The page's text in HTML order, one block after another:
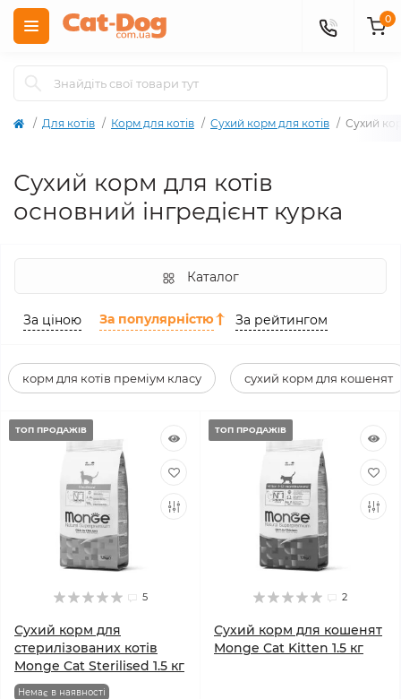
0
Для котів Корм для котів Сухий корм для котів Сухий
Сухий корм для котів
основний інгредієнт курка
Каталог
За ціною За популярністю За рейтингом
корм для котів преміум класу сухий корм для кошенят
ТОП ПРОДАЖІВ
5
Сухий корм для
стерилізованих котів
Monge Cat Sterilised 1.5 кг
Немає в наявності
ТОП ПРОДАЖІВ
2
Сухий корм для кошенят
Monge Cat Kitten 1.5 кг